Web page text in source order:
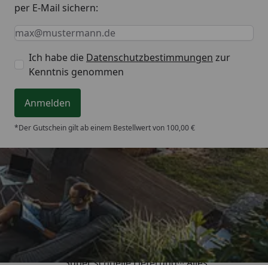
per E-Mail sichern:
Keine Eingabe erforderlich
Eingabe erforderlich
E-Mail *
Ich habe die Datenschutzbestimmungen zur
Kenntnis genommen
Anmelden
*Der Gutschein gilt ab einem Bestellwert von 100,00 €
Trusted Shops
4,93/ 5